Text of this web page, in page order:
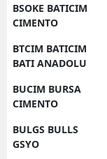
BSOKE BATICIM
CIMENTO
BTCIM BATICIM
BATI ANADOLU
BUCIM BURSA
CIMENTO
BULGS BULLS
GSYO